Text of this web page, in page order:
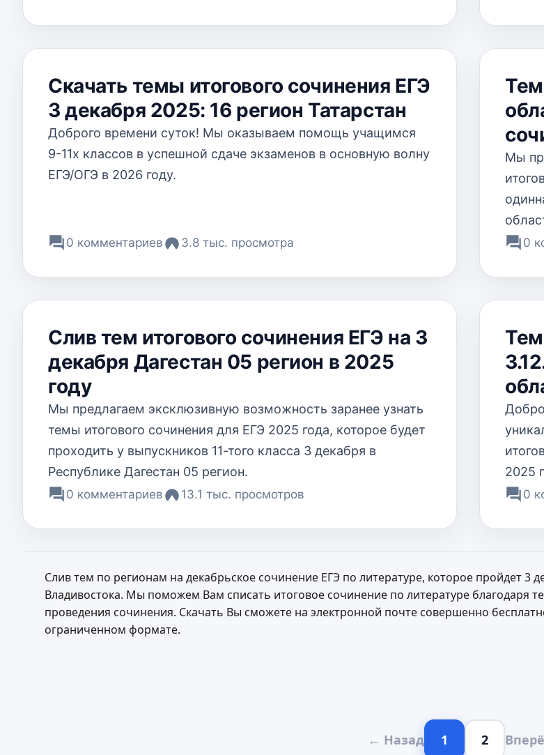
Скачать темы итогового сочинения ЕГЭ
3 декабря 2025: 16 регион Татарстан
Доброго времени суток! Мы оказываем помощь учащимся
9-11х классов в успешной сдаче экзаменов в основную волну
ЕГЭ/ОГЭ в 2026 году.
0 комментариев 3.8 тыс. просмотра
Мы
0
Слив тем итогового сочинения ЕГЭ на 3
декабря Дагестан 05 регион в 2025
году
Мы предлагаем эксклюзивную возможность заранее узнать
темы итогового сочинения для ЕГЭ 2025 года, которое будет
проходить у выпускников 11-того класса 3 декабря в
Республике Дагестан 05 регион.
0 комментариев 13.1 тыс. просмотров
2025
0
Слив тем по регионам на декабрьское сочинение ЕГЭ по литературе, которое пройдет 3
Владивостока. Мы поможем Вам списать итоговое сочинение по литературе благодаря
проведения сочинения. Скачать Вы сможете на электронной почте совершенно
ограниченном формате.
← Назад 1 2